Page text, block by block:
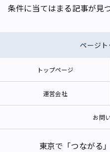
条件に当てはまる記事が見
ページト
トップページ
運営会社
お問
東京で「つながる